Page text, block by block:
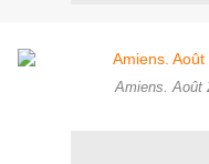
Amiens. Août